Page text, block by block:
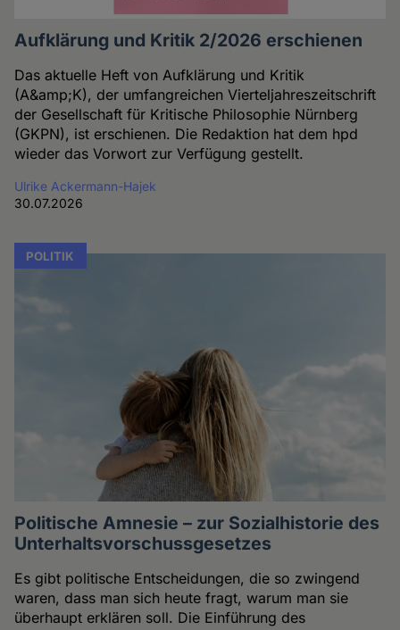
Aufklärung und Kritik 2/2026 erschienen
Das aktuelle Heft von Aufklärung und Kritik
(A&amp;K), der umfangreichen Vierteljahreszeitschrift
der Gesellschaft für Kritische Philosophie Nürnberg
(GKPN), ist erschienen. Die Redaktion hat dem hpd
wieder das Vorwort zur Verfügung gestellt.
Ulrike Ackermann-Hajek
30.07.2026
POLITIK
Politische Amnesie – zur Sozialhistorie des
Unterhaltsvorschussgesetzes
Es gibt politische Entscheidungen, die so zwingend
waren, dass man sich heute fragt, warum man sie
überhaupt erklären soll. Die Einführung des